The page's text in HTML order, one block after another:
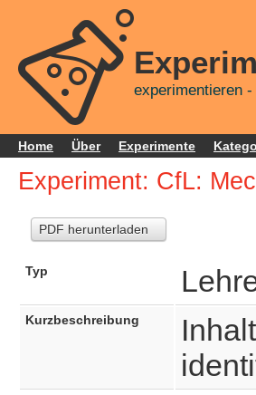
experimentieren
Home Über Experimente
Experiment: CfL:
PDF herunterladen
Typ
Kurzbeschreibung